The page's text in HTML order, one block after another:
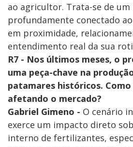
ao agricultor. Trata-se de
profundamente conectado
em proximidade,
entendimento real da sua
R7 - Nos últimos meses, o
uma peça-chave na
patamares históricos. Como
afetando o mercado?
Gabriel Gimeno - O cenário
exerce um impacto direto
interno de fertilizantes,